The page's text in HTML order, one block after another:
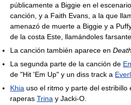
públicamente a Biggie en el
canción, y a Faith Evans, a la que
amenazó de muerte a Biggie y a
de la costa Este, llamándoles
La canción también aparece en
La segunda parte de la canción de
de "Hit 'Em Up" y un diss track a
Khia uso el ritmo y parte del estribillo
raperas Trina y Jacki-O.